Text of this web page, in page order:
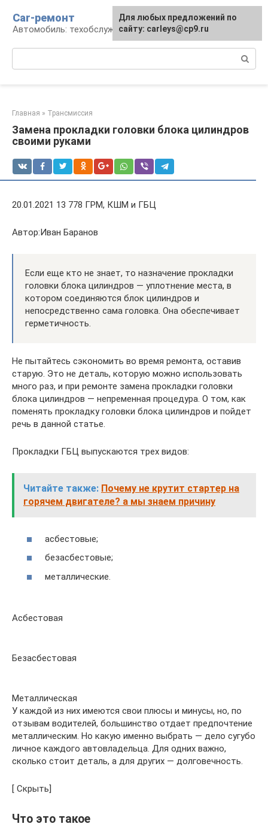
контенту
Car-ремонт
Автомобиль: техобслуживание и ремонт
Главная » Трансмиссия
Замена прокладки головки блока цилиндров
своими руками
20.01.2021 13 778 ГРМ, КШМ и ГБЦ
Автор:Иван Баранов
Если еще кто не знает, то назначение прокладки
головки блока цилиндров — уплотнение места, в
котором соединяются блок цилиндров и
непосредственно сама головка. Она обеспечивает
герметичность.
Не пытайтесь сэкономить во время ремонта, оставив
старую. Это не деталь, которую можно использовать
много раз, и при ремонте замена прокладки головки
блока цилиндров — непременная процедура. О том, как
поменять прокладку головки блока цилиндров и пойдет
речь в данной статье.
Прокладки ГБЦ выпускаются трех видов:
Читайте также: Почему не крутит стартер на
горячем двигателе? а мы знаем причину
асбестовые;
безасбестовые;
металлические.
Асбестовая
Безасбестовая
Металлическая
У каждой из них имеются свои плюсы и минусы, но, по
отзывам водителей, большинство отдает предпочтение
металлическим. Но какую именно выбрать — дело сугубо
личное каждого автовладельца. Для одних важно,
сколько стоит деталь, а для других — долговечность.
[ Скрыть]
Что это такое
Для любых предложений по
сайту: carleys@cp9.ru